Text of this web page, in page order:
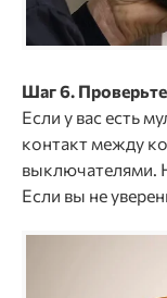
Шаг 6.
Если у вас есть
контакт между
выключателями.
Если вы не